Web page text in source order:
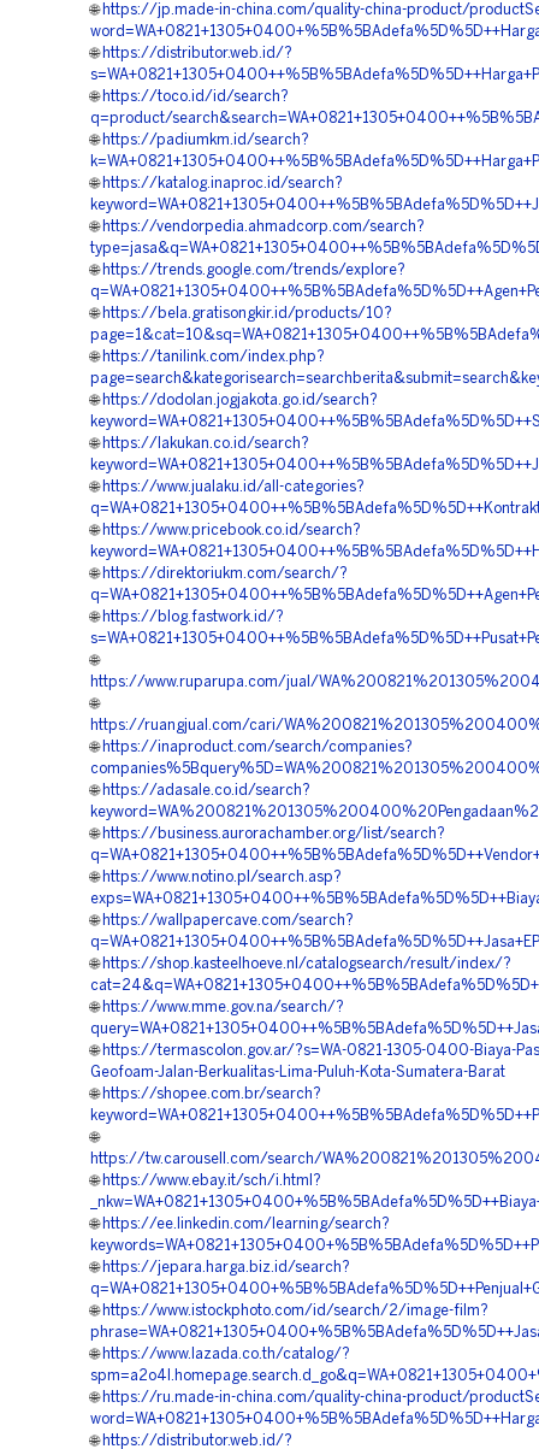
🌐 https://jp.made-in-china.com/quality-china-product/
🌐 https://distributor.web.id/?
🌐 https://toco.id/id/search?
q=product/
🌐 https://padiumkm.id/search?
🌐 https://katalog.inaproc.id/search?
🌐 https://vendorpedia.ahmadcorp.com/search?
🌐 https://trends.google.com/trends/explore?
🌐 https://bela.gratisongkir.id/products/10?
🌐 https://tanilink.com/index.php?
🌐 https://dodolan.jogjakota.go.id/search?
🌐 https://lakukan.co.id/search?
🌐 https://www.jualaku.id/all-categories?
🌐 https://www.pricebook.co.id/search?
🌐 https://direktoriukm.com/search/?
🌐 https://blog.fastwork.id/?
🌐
https://www.ruparupa.com/jual/
🌐
https://ruangjual.com/cari/
🌐 https://inaproduct.com/search/companies?
🌐 https://adasale.co.id/search?
🌐 https://business.aurorachamber.org/list/search?
🌐 https://www.notino.pl/search.asp?
🌐 https://wallpapercave.com/search?
🌐 https://shop.kasteelhoeve.nl/catalogsearch/result/index/?
🌐 https://www.mme.gov.na/search/?
🌐 https://termascolon.gov.ar/?s=WA-0821-1305-0400-Biaya-
Geofoam-Jalan-Berkualitas-Lima-Puluh-Kota-Sumatera-Barat
🌐 https://shopee.com.br/search?
🌐
https://tw.carousell.com/search/
🌐 https://www.ebay.it/sch/i.html?
🌐 https://ee.linkedin.com/learning/search?
🌐 https://jepara.harga.biz.id/search?
🌐 https://www.istockphoto.com/id/search/2/image-film?
🌐 https://www.lazada.co.th/catalog/?
🌐 https://ru.made-in-china.com/quality-china-product/
🌐 https://distributor.web.id/?